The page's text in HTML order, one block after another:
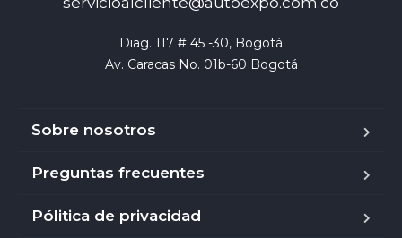
Diag. 117 # 45 -30, Bogotá
Av. Caracas No. 01b-60 Bogotá
Sobre nosotros
Preguntas frecuentes
Pólitica de privacidad